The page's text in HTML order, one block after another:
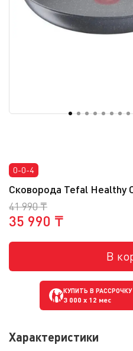
0-0-4
Сковорода Tefal Healthy
41 990 ₸
35 990 ₸
В
КУПИТЬ В
3 000 x 12 мес
Характеристики